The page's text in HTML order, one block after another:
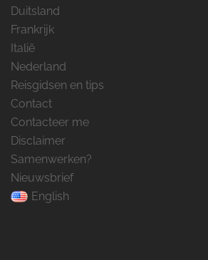
Duitsland
Frankrijk
Italië
Nederland
Reisgidsen en tips
Contact
Contacteer me
Disclaimer
Samenwerken?
Nieuwsbrief
English